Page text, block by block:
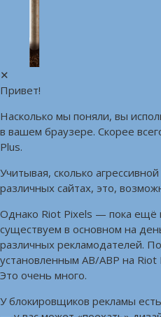
✕
Привет!
Насколько мы поняли, вы
в вашем браузере. Скорее
Plus.
Учитывая, сколько
различных сайтах, это,
Однако Riot Pixels — пока ещё
существуем в основном на
различных рекламодателей.
установленным AB/ABP на
Это очень много.
У блокировщиков рекламы